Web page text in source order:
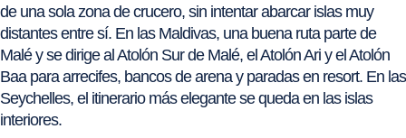
de una sola zona de crucero, sin intentar abarcar islas muy
distantes entre sí. En las Maldivas, una buena ruta parte de
Malé y se dirige al Atolón Sur de Malé, el Atolón Ari y el Atolón
Baa para arrecifes, bancos de arena y paradas en resort. En las
Seychelles, el itinerario más elegante se queda en las islas
interiores.